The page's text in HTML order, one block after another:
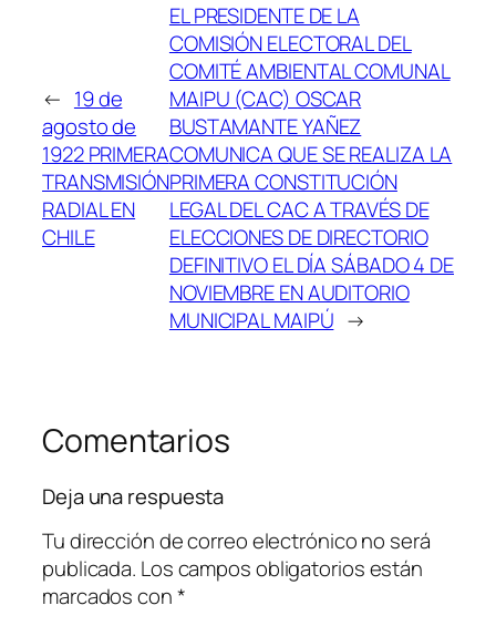
← 19 de
agosto de
1922 PRIMERA
TRANSMISIÓN
RADIAL EN
CHILE
EL PRESIDENTE DE LA
COMISIÓN ELECTORAL DEL
COMITÉ AMBIENTAL COMUNAL
MAIPU (CAC) OSCAR
BUSTAMANTE YAÑEZ
COMUNICA QUE SE REALIZA LA
PRIMERA CONSTITUCIÓN
LEGAL DEL CAC A TRAVÉS DE
ELECCIONES DE DIRECTORIO
DEFINITIVO EL DÍA SÁBADO 4 DE
NOVIEMBRE EN AUDITORIO
MUNICIPAL MAIPÚ →
Comentarios
Deja una respuesta
Tu dirección de correo electrónico no será
publicada. Los campos obligatorios están
marcados con*